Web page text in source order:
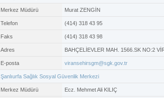
Merkez Müdürü Murat ZENGİN
Telefon (414) 318 43 95
Faks (414) 318 43 98
Adres BAHÇELİEVLER MAH. 1566.SK NO:2
E-posta viransehirsgm@sgk.gov.tr
Şanlıurfa Sağlık Sosyal Güvenlik Merkezi
Merkez Müdürü Ecz. Mehmet Ali KILIÇ